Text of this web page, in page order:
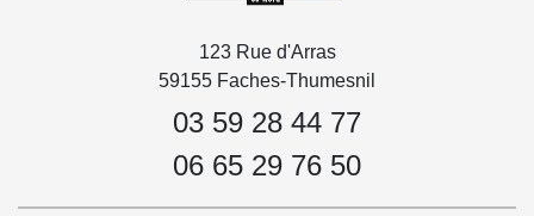
123 Rue d'Arras
59155 Faches-Thumesnil
03 59 28 44 77
06 65 29 76 50